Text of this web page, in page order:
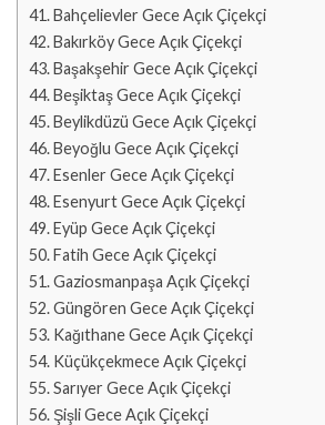
Bahçelievler Gece Açık Çiçekçi
Bakırköy Gece Açık Çiçekçi
Başakşehir Gece Açık Çiçekçi
Beşiktaş Gece Açık Çiçekçi
Beylikdüzü Gece Açık Çiçekçi
Beyoğlu Gece Açık Çiçekçi
Esenler Gece Açık Çiçekçi
Esenyurt Gece Açık Çiçekçi
Eyüp Gece Açık Çiçekçi
Fatih Gece Açık Çiçekçi
Gaziosmanpaşa Açık Çiçekçi
Güngören Gece Açık Çiçekçi
Kağıthane Gece Açık Çiçekçi
Küçükçekmece Açık Çiçekçi
Sarıyer Gece Açık Çiçekçi
Şişli Gece Açık Çiçekçi